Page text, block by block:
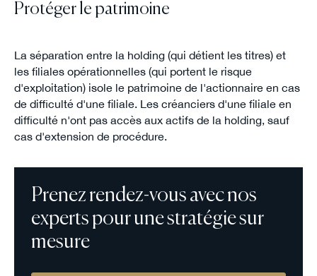
Protéger le patrimoine
La séparation entre la holding (qui détient les titres) et
les filiales opérationnelles (qui portent le risque
d'exploitation) isole le patrimoine de l'actionnaire en cas
de difficulté d'une filiale. Les créanciers d'une filiale en
difficulté n'ont pas accès aux actifs de la holding, sauf
cas d'extension de procédure.
Prenez rendez-vous avec nos
experts pour une stratégie sur
mesure